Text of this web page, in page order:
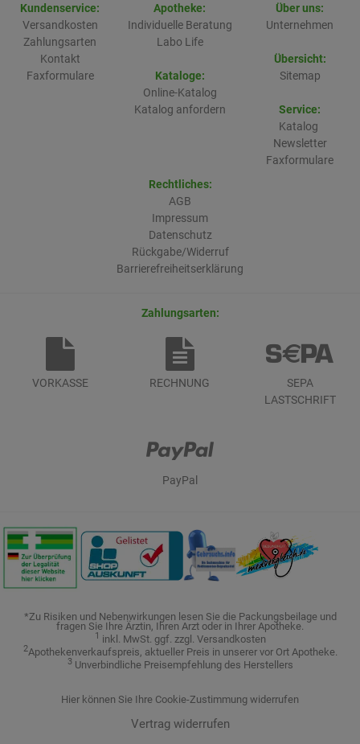
Kundenservice:
Versandkosten
Zahlungsarten
Kontakt
Faxformulare
Apotheke:
Individuelle Beratung
Labo Life
Kataloge:
Online-Katalog
Katalog anfordern
Über uns:
Unternehmen
Übersicht:
Sitemap
Service:
Katalog
Newsletter
Faxformulare
Rechtliches:
AGB
Impressum
Datenschutz
Rückgabe/Widerruf
Barrierefreiheitserklärung
Zahlungsarten:
VORKASSE RECHNUNG
SEPA
LASTSCHRIFT
PayPal
*Zu Risiken und Nebenwirkungen lesen Sie die Packungsbeilage und
fragen Sie Ihre Ärztin, Ihren Arzt oder in Ihrer Apotheke.
1 inkl. MwSt. ggf. zzgl. Versandkosten
2Apothekenverkaufspreis, aktueller Preis in unserer vor Ort Apotheke.
3Unverbindliche Preisempfehlung des Herstellers
Hier können Sie Ihre Cookie-Zustimmung widerrufen
Vertrag widerrufen